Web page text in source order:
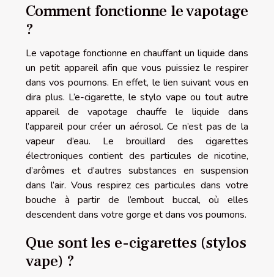
Comment fonctionne le vapotage
?
Le vapotage fonctionne en chauffant un liquide dans
un petit appareil afin que vous puissiez le respirer
dans vos poumons. En effet, le lien suivant vous en
dira plus. L’e-cigarette, le stylo vape ou tout autre
appareil de vapotage chauffe le liquide dans
l’appareil pour créer un aérosol. Ce n’est pas de la
vapeur d’eau. Le brouillard des cigarettes
électroniques contient des particules de nicotine,
d’arômes et d’autres substances en suspension
dans l’air. Vous respirez ces particules dans votre
bouche à partir de l’embout buccal, où elles
descendent dans votre gorge et dans vos poumons.
Que sont les e-cigarettes (stylos
vape) ?